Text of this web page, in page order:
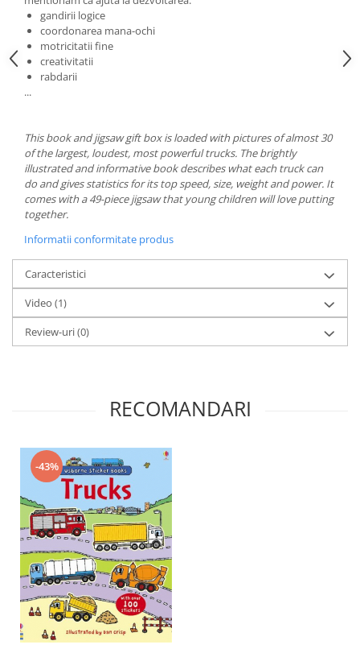
gandirii logice
coordonarea mana-ochi
motricitatii fine
creativitatii
rabdarii
...
This book and jigsaw gift box is loaded with pictures of almost 30
of the largest, loudest, most powerful trucks. The brightly
illustrated and informative book describes what each truck can
do and gives statistics for its top speed, size, weight and power. It
comes with a 49-piece jigsaw that young children will love putting
together.
Informatii conformitate produs
Caracteristici
Video (1)
Review-uri(0)
RECOMANDARI
-43%